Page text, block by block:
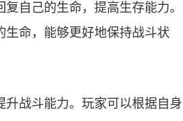
自己的生命，提高生存能力。
命，能够更好地保持战斗状
战斗能力。玩家可以根据自身